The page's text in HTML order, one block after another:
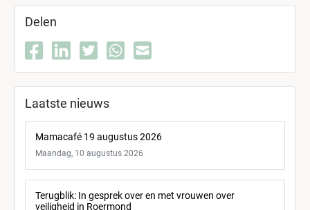
Delen
Laatste nieuws
Mamacafé 19 augustus 2026
Maandag, 10 augustus 2026
Terugblik: In gesprek over en met vrouwen over
veiligheid in Roermond